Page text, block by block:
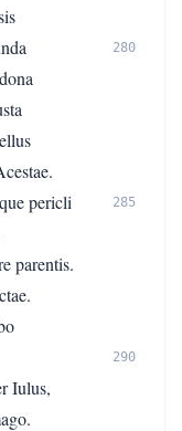
280
pericli
285
parentis.
290
Iulus,